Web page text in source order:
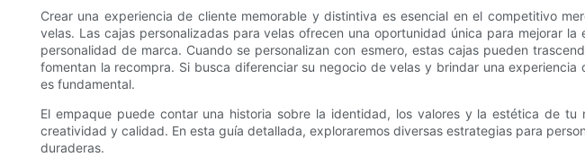
Crear una experiencia de cliente memorable y distintiva es esencial en el competitivo
velas. Las cajas personalizadas para velas ofrecen una oportunidad única para mejorar
personalidad de marca. Cuando se personalizan con esmero, estas cajas pueden
fomentan la recompra. Si busca diferenciar su negocio de velas y brindar una
es fundamental.
El empaque puede contar una historia sobre la identidad, los valores y la estética de
creatividad y calidad. En esta guía detallada, exploraremos diversas estrategias para
duraderas.